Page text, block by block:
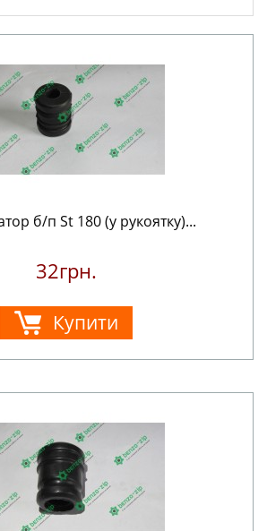
б/п St 180 (у рукоятку)...
32грн.
Купити